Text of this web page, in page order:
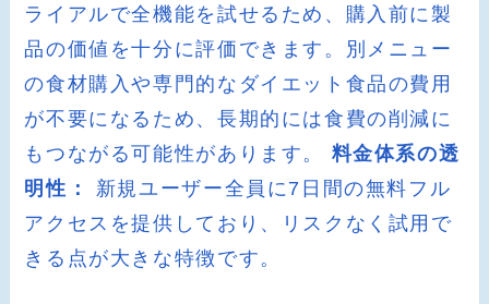
ライアルで全機能を試せるため、購入前に製
品の価値を十分に評価できます。別メニュー
の食材購入や専門的なダイエット食品の費用
が不要になるため、長期的には食費の削減に
もつながる可能性があります。 料金体系の透
明性：
新規ユーザー全員に7日間の無料フル
アクセスを提供しており、リスクなく試用で
きる点が大きな特徴です。